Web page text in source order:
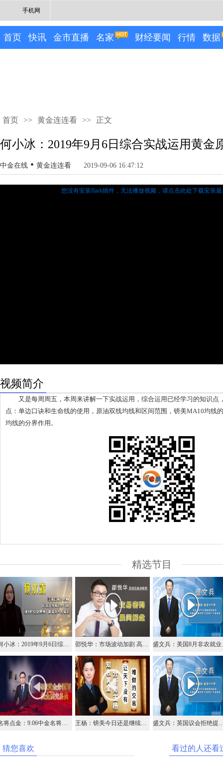
手机网
首页 快讯 金市直播 名家 财经要闻 行情 数据
首页 >> 黄金连连看 >> 正文
何小冰：2019年9月6日综合实战运用黄金
中金在线 • 黄金连连看 2019-09-06 16:47:12
您没有安装flash插件，无法播放视频， 请点击此处下载安装
视频简介
又是每周周五，本周来讲解一下实战运用，综合运用已经学习的知识点
点：单边口诀和生命线的使用，原油双线均线和区间范围，镑美MA10均线
均线的分界作用。
精选节目
何小冰：2019年9月6日综合实战运用黄金原油美日镑美 邵悦华：市场波动加剧 高概率机会良好 盛文兵
名将点金：9.06中金名将在线视频直播黄金外汇原油 王杨：镑美今日还是继续多，上看1.240目标位置！ 盛文兵：英国议会拒绝提前大
猜您喜欢 看过的人还看